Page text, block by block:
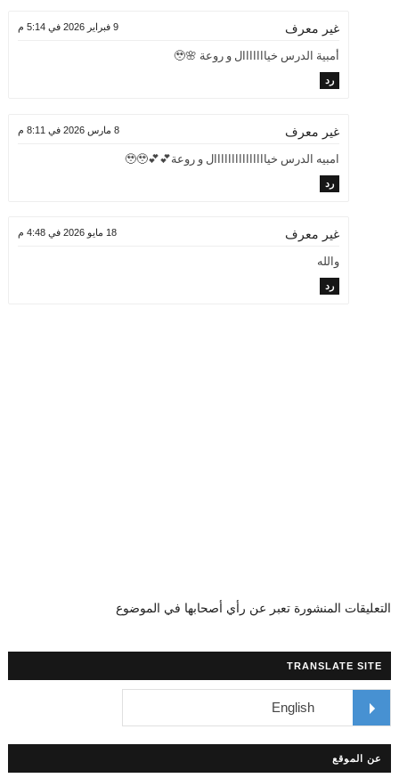
غير معرف 9 فبراير 2026 في 5:14 م
أمبية الدرس خيااااااال و روعة 🌸🥹
رد
غير معرف 8 مارس 2026 في 8:11 م
امبيه الدرس خيااااااااااااااال و روعة💕💕🥹🥹
رد
غير معرف 18 مايو 2026 في 4:48 م
والله
رد
التعليقات المنشورة تعبر عن رأي أصحابها في الموضوع
TRANSLATE SITE
عن الموقع